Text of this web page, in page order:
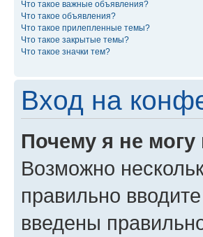
Что такое важные объявления?
Что такое объявления?
Что такое прилепленные темы?
Что такое закрытые темы?
Что такое значки тем?
Вход на
Почему я не могу
Возможно
правильно
введены